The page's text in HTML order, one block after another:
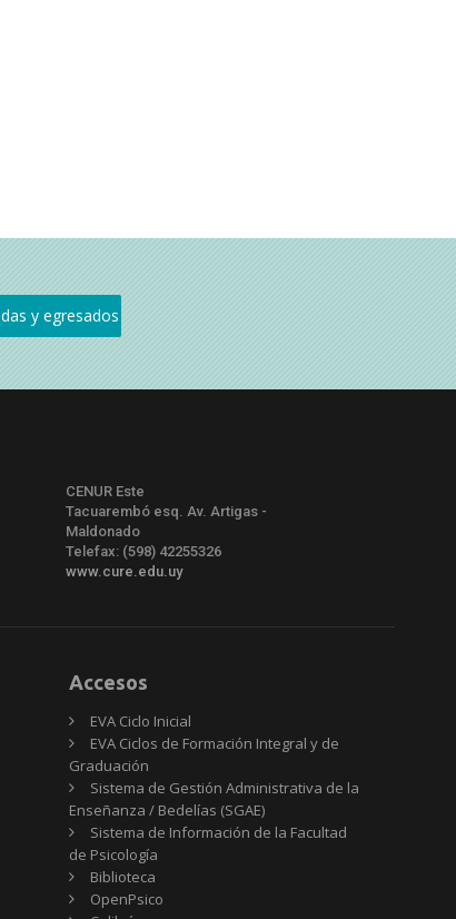
CENUR Este
Tacuarembó esq. Av. Artigas -
Maldonado
Telefax: (598) 42255326
www.cure.edu.uy
Accesos
EVA Ciclo Inicial
EVA Ciclos de Formación Integral y de
Graduación
Sistema de Gestión Administrativa de la
Enseñanza / Bedelías (SGAE)
Sistema de Información de la Facultad
de Psicología
Biblioteca
OpenPsico